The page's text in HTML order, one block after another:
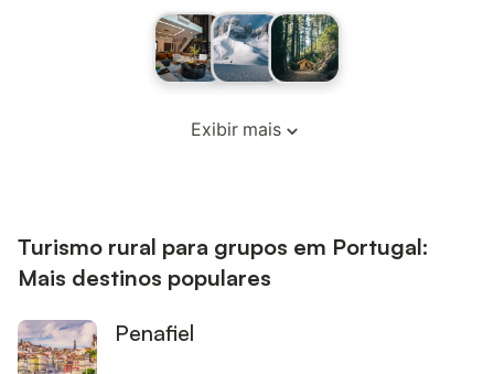
Exibir mais
Turismo rural para grupos em Portugal:
Mais destinos populares
Penafiel